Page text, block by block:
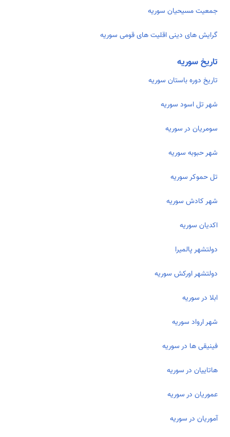
جمعیت مسیحیان سوریه
گرایش های دینی اقلیت های قومی سوریه
تاریخ سوریه
تاریخ دوره باستان سوریه
شهر تل اسود سوریه
سومریان در سوریه
شهر حبوبه سوریه
تل حموکر سوریه
شهر کادش سوریه
اکدیان سوریه
دولتشهر پالمیرا
دولت­شهر اورکش سوریه
ابلا در سوریه
شهر ارواد سوریه
فینیقی ­ها در سوریه
هاتاییان در سوریه
عموریان در سوریه
آموریان در سوریه